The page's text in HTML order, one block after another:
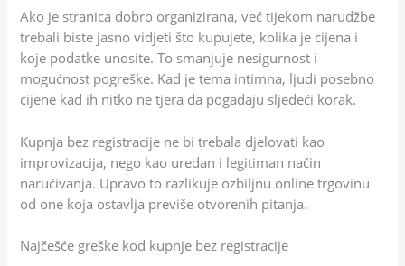
Ako je stranica dobro organizirana, već tijekom narudžbe
trebali biste jasno vidjeti što kupujete, kolika je cijena i
koje podatke unosite. To smanjuje nesigurnost i
mogućnost pogreške. Kad je tema intimna, ljudi posebno
cijene kad ih nitko ne tjera da pogađaju sljedeći korak.
Kupnja bez registracije ne bi trebala djelovati kao
improvizacija, nego kao uredan i legitiman način
naručivanja. Upravo to razlikuje ozbiljnu online trgovinu
od one koja ostavlja previše otvorenih pitanja.
Najčešće greške kod kupnje bez registracije